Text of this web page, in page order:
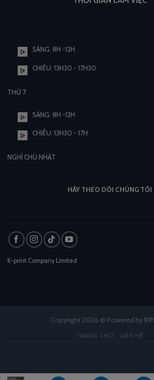
SÁNG: 8H -12H
CHIỀU: 13H30 - 17H30
THỨ 7
SÁNG: 8H -12H
CHIỀU: 13H30 - 17H
NGHỈ CHỦ NHẬT
HÃY THEO DÕI CHÚNG TÔI
K-print Company Limited
Copyright 2026 © Powered by
TRANG CHỦ LIÊN HỆ